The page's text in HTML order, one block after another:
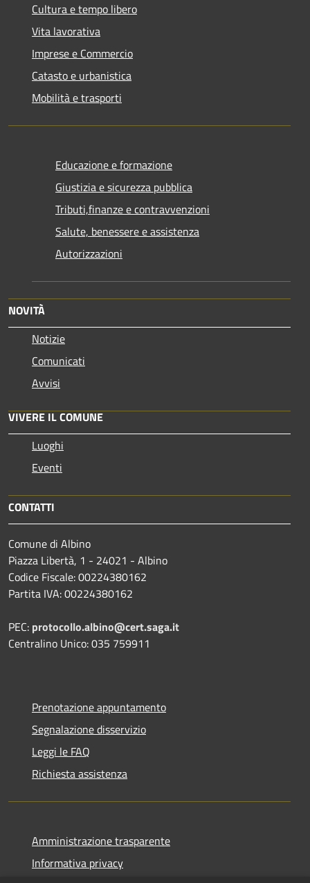
Cultura e tempo libero
Vita lavorativa
Imprese e Commercio
Catasto e urbanistica
Mobilità e trasporti
Educazione e formazione
Giustizia e sicurezza pubblica
Tributi,finanze e contravvenzioni
Salute, benessere e assistenza
Autorizzazioni
NOVITÀ
Notizie
Comunicati
Avvisi
VIVERE IL COMUNE
Luoghi
Eventi
CONTATTI
Comune di Albino
Piazza Libertà, 1 - 24021 - Albino
Codice Fiscale: 00224380162
Partita IVA: 00224380162
PEC: protocollo.albino@cert.saga.it
Centralino Unico: 035 759911
Prenotazione appuntamento
Segnalazione disservizio
Leggi le FAQ
Richiesta assistenza
Amministrazione trasparente
Informativa privacy